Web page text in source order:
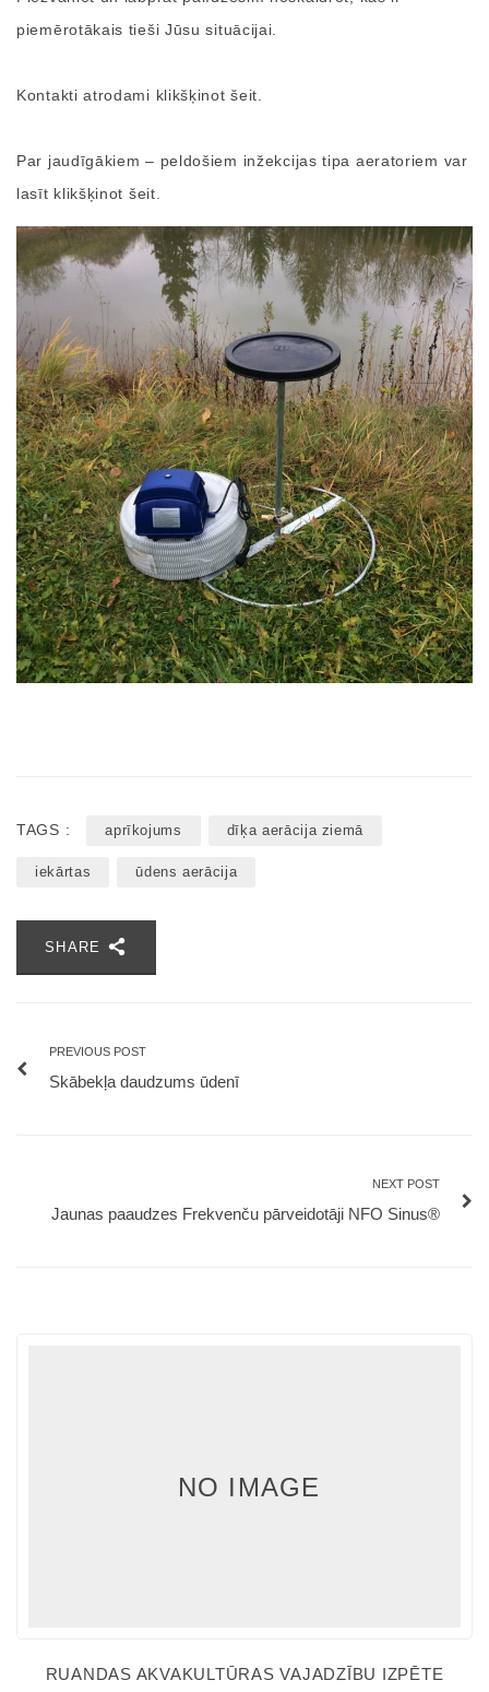
piemērotākais tieši Jūsu situācijai.
Kontakti atrodami klikšķinot šeit.
Par jaudīgākiem – peldošiem inžekcijas tipa aeratoriem var
lasīt klikšķinot šeit.
TAGS : aprīkojums dīķa aerācija ziemā
iekārtas ūdens aerācija
SHARE
PREVIOUS POST
Skābekļa daudzums ūdenī
NEXT POST
Jaunas paaudzes Frekvenču pārveidotāji NFO Sinus®
NO IMAGE
RUANDAS AKVAKULTŪRAS VAJADZĪBU IZPĒTE